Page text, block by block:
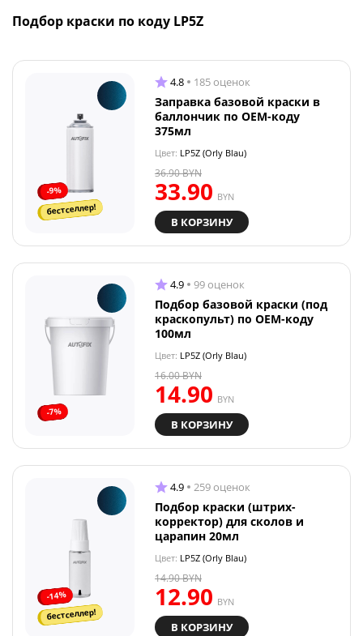
Подбор краски по коду LP5Z
-9%
бестселлер!
4.8 185 оценок
Заправка базовой краски в
баллончик по OEM-коду
375мл
Цвет: LP5Z (Orly Blau)
33.90 BYN
36.90BYN
В КОРЗИНУ
-7%
4.9 99 оценок
Подбор базовой краски (под
краскопульт) по OEM-коду
100мл
Цвет: LP5Z (Orly Blau)
14.90 BYN
16.00BYN
В КОРЗИНУ
-14%
бестселлер!
4.9 259 оценок
Подбор краски (штрих-
корректор) для сколов и
царапин 20мл
Цвет: LP5Z (Orly Blau)
12.90 BYN
14.90BYN
В КОРЗИНУ